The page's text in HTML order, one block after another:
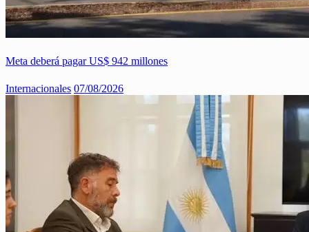
Meta deberá pagar US$ 942 millones
Internacionales 07/08/2026